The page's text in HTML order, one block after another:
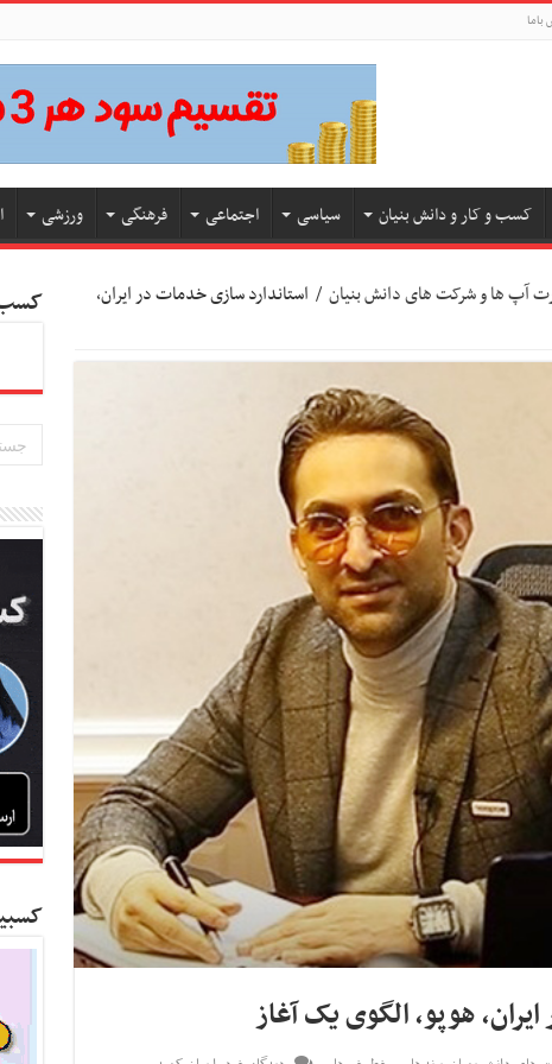
باما
کسب و کار و دانش بنیان سیاسی اجتماعی فرهنگی ورزشی
آپ ها و شرکت های دانش بنیان / استاندارد سازی خدمات در ایران،
هوپو، الگوی یک آغاز
کسب